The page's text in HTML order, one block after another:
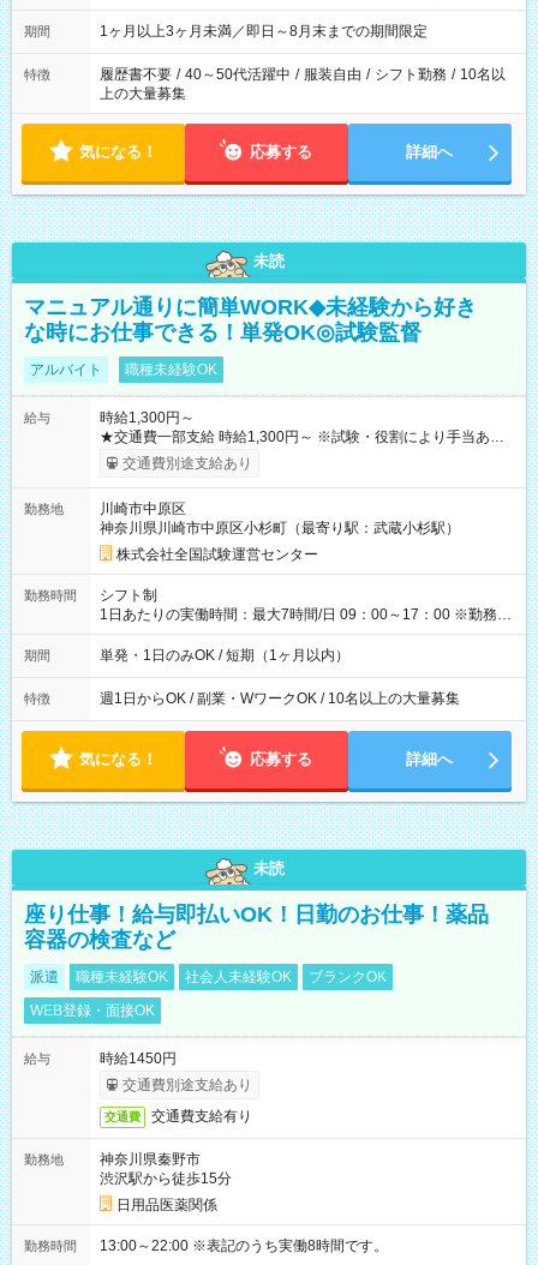
ます
期間 1ヶ月以上3ヶ月未満／即日～8月末までの期間限定
特徴 履歴書不要 / 40～50代活躍中 / 服装自由 / シフト勤務 / 10名以
上の大量募集
気になる！ 応募する 詳細へ
未読
マニュアル通りに簡単WORK◆未経験から好き
な時にお仕事できる！単発OK◎試験監督
アルバイト 職種未経験OK
給与
時給1,300円～
★交通費一部支給 時給1,300円～ ※試験・役割により手当あり
※勤務回数により昇給あり 【即給（前払い）オプションあ
り！】 希望される場合、勤務から1週間ほどで給与の一部を受け
例】 ・河合塾模擬試験 8:30～17:30（休憩1時間） 時給1,300円
×8時間＝日収10,400円＋交通費 ※当日の役割により時給＋100
円の場合あり ・国家試験 7:00～13:30（休憩なし） 時給1,300
円（役割手当＋100円）×6時間＝日収8,400円＋交通費 【試用期
間】試用期間なし
交通費別途支給あり
勤務地
川崎市中原区
神奈川県川崎市中原区小杉町（最寄り駅：武蔵小杉駅）
株式会社全国試験運営センター
勤務時間
シフト制
1日あたりの実働時間：最大7時間/日 09：00～17：00 ※勤務時
間は 試験により異なります。
期間 単発・1日のみOK / 短期（1ヶ月以内）
特徴 週1日からOK / 副業・WワークOK / 10名以上の大量募集
気になる！ 応募する 詳細へ
未読
座り仕事！給与即払いOK！日勤のお仕事！薬品
容器の検査など
派遣 職種未経験OK 社会人未経験OK
ブランクOK
WEB登録・面接OK
給与
時給1450円
交通費別途支給あり
交通費 交通費支給有り
勤務地
神奈川県秦野市
渋沢駅から徒歩15分
日用品医薬関係
勤務時間 13:00～22:00 ※表記のうち実働8時間です。